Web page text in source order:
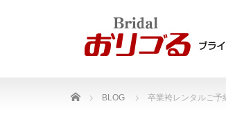
Home BLOG 卒業袴レンタルご予